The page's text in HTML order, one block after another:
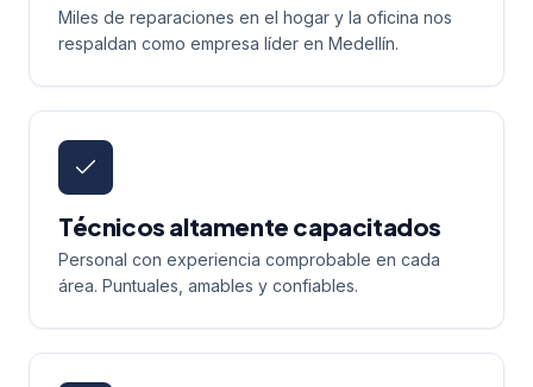
Miles de reparaciones en el hogar y la oficina nos
respaldan como empresa líder en Medellín.
Técnicos altamente capacitados
Personal con experiencia comprobable en cada
área. Puntuales, amables y confiables.